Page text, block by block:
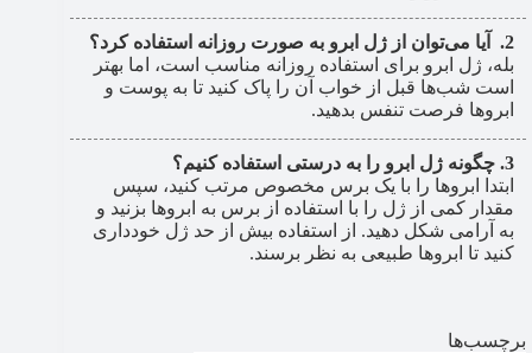
آیا می‌توان از ژل ابرو به صورت روزانه استفاده کرد؟
بله، ژل ابرو برای استفاده روزانه مناسب است، اما بهتر
است شب‌ها قبل از خواب آن را پاک کنید تا به پوست و
ابروها فرصت تنفس بدهید.
چگونه ژل ابرو را به درستی استفاده کنیم؟
ابتدا ابروها را با یک برس مخصوص مرتب کنید، سپس
مقدار کمی از ژل را با استفاده از برس به ابروها بزنید و
به آرامی شکل دهید. از استفاده بیش از حد ژل خودداری
کنید تا ابروها طبیعی به نظر برسند.
برچسب‌ها